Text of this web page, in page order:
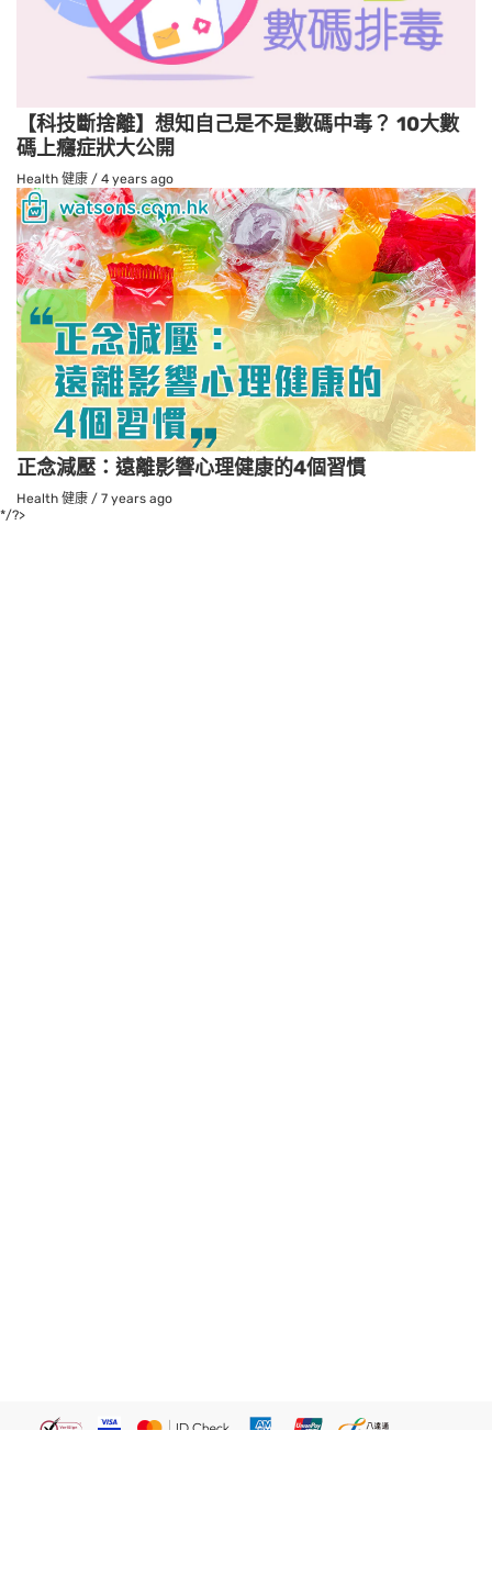
【科技斷捨離】想知自己是不是數碼中毒？ 10大數
碼上癮症狀大公開
Health 健康 / 4 years ago
正念減壓：遠離影響心理健康的4個習慣
Health 健康 / 7 years ago
*/?>